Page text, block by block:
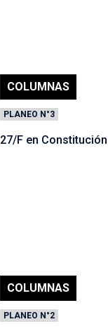
COLUMNAS
PLANEO N°3
27/F en Constitución
COLUMNAS
PLANEO N°2